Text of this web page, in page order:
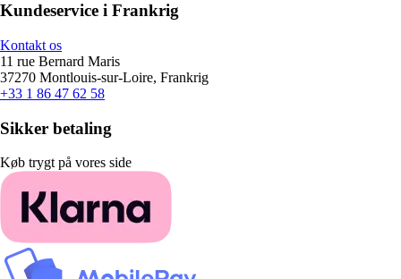
Kundeservice i Frankrig
Kontakt os
11 rue Bernard Maris
37270 Montlouis-sur-Loire, Frankrig
+33 1 86 47 62 58
Sikker betaling
Køb trygt på vores side